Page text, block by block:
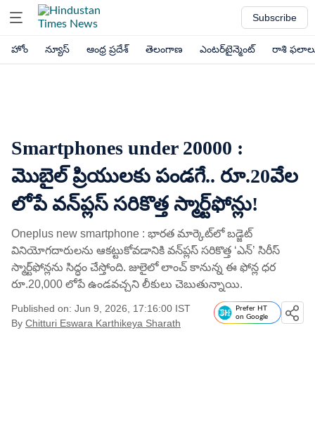
Subscribe
హోం న్యూస్ ఆంధ్ర ప్రదేశ్ తెలంగాణ ఎంటర్‌టైన్మెంట్ రాశి
Smartphones under 20000 :
మొబైల్ ప్రియులకు పండగే.. రూ.20వేల
లోపే వన్‌ప్లస్ సరికొత్త స్మార్ట్‌ఫోన్లు!
Oneplus new smartphone : భారత మార్కెట్​లో బడ్జెట్
వినియోగదారులను ఆకట్టుకోవడానికి వన్‌ప్లస్ సరికొత్త ‘ఎన్’ సిరీస్
స్మార్ట్‌ఫోన్లను సిద్ధం చేస్తోంది. జులైలో లాంచ్ కానున్న ఈ ఫోన్ల ధర
రూ.20,000 లోపే ఉండవచ్చని లీకులు చెబుతున్నాయి.
Published on: Jun 9, 2026, 17:16:00 IST
By Chitturi Eswara Karthikeya Sharath
Prefer HT
on Google